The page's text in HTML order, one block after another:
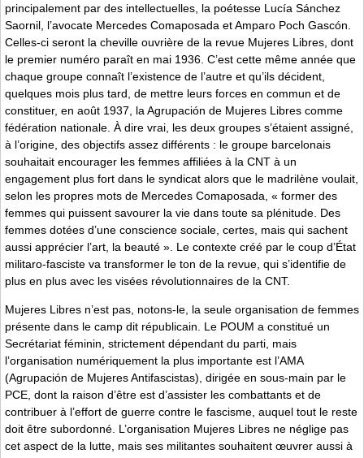
principalement par des intellectuelles, la poétesse Lucía Sánchez
Saornil, l’avocate Mercedes Comaposada et Amparo Poch Gascón.
Celles-ci seront la cheville ouvrière de la revue Mujeres Libres, dont
le premier numéro paraît en mai 1936. C’est cette même année que
chaque groupe connaît l’existence de l’autre et qu’ils décident,
quelques mois plus tard, de mettre leurs forces en commun et de
constituer, en août 1937, la Agrupación de Mujeres Libres comme
fédération nationale. À dire vrai, les deux groupes s’étaient assigné,
à l’origine, des objectifs assez différents : le groupe barcelonais
souhaitait encourager les femmes affiliées à la CNT à un
engagement plus fort dans le syndicat alors que le madrilène voulait,
selon les propres mots de Mercedes Comaposada, « former des
femmes qui puissent savourer la vie dans toute sa plénitude. Des
femmes dotées d’une conscience sociale, certes, mais qui sachent
aussi apprécier l’art, la beauté ». Le contexte créé par le coup d’État
militaro-fasciste va transformer le ton de la revue, qui s’identifie de
plus en plus avec les visées révolutionnaires de la CNT.
Mujeres Libres n’est pas, notons-le, la seule organisation de femmes
présente dans le camp dit républicain. Le POUM a constitué un
Secrétariat féminin, strictement dépendant du parti, mais
l’organisation numériquement la plus importante est l’AMA
(Agrupación de Mujeres Antifascistas), dirigée en sous-main par le
PCE, dont la raison d’être est d’assister les combattants et de
contribuer à l’effort de guerre contre le fascisme, auquel tout le reste
doit être subordonné. L’organisation Mujeres Libres ne néglige pas
cet aspect de la lutte, mais ses militantes souhaitent œuvrer aussi à